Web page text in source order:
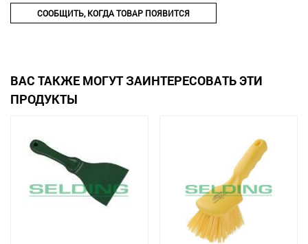
СООБЩИТЬ, КОГДА ТОВАР ПОЯВИТСЯ
ВАС ТАКЖЕ МОГУТ ЗАИНТЕРЕСОВАТЬ ЭТИ
ПРОДУКТЫ